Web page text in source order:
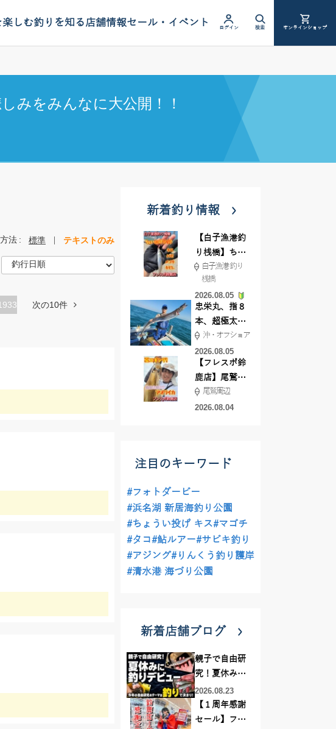
楽しむ釣りを知る店舗情報セール・イベント ログイン 検索 オンラインショップ
みをみんなに大公開！！
法 標準 テキストのみ
次の10件
新着釣り情報
【白子漁港釣
り桟橋】ちょ
い投げ釣りが
絶好調!キスや
ハゼが簡単に
釣れますよ💛
白子漁港 釣り
桟橋
2026.08.05
忠栄丸、指８
本、超極太ド
ラゴン登場！
沖・オフショア
2026.08.05
【フレスポ鈴
鹿店】尾鷲方
面にて夏イカ
エギング!!
尾鷲周辺
2026.08.04
注目のキーワード
#フォトダービー
#浜名湖 新居海釣り公園
#ちょうい投げ キス#マゴチ
#タコ#鮎ルアー#サビキ釣り
#アジング#りんくう釣り護岸
#清水港 海づり公園
新着店舗ブログ
親子で自由研
究！夏休みに
釣りデビュー
2026.08.23
【１周年感謝
セール】フレ